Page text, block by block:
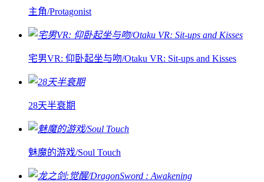
主角/Protagonist
宅男VR: 仰卧起坐与吻/Otaku VR: Sit-ups and Kisses
28天半衰期
魅魔的游戏/Soul Touch